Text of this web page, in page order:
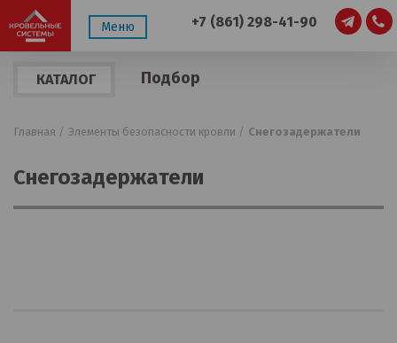
Меню +7 (861) 298-41-90
КАТАЛОГ
Подбор
Главная / Элементы безопасности кровли / Снегозадержатели
Снегозадержатели